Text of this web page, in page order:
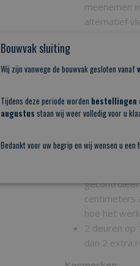
meenemen
alternatief
Optioneel:
kun je de
smaller
Softclose
centimeters
hoe het
2 deuren op
dan 2 extra
Bouwvak sluiting
Wij zijn vanwege de bouwvak gesloten vanaf
Tijdens deze periode worden bestellingen
augustus staan wij weer volledig voor u
Bedankt voor uw begrip en wij wensen u een